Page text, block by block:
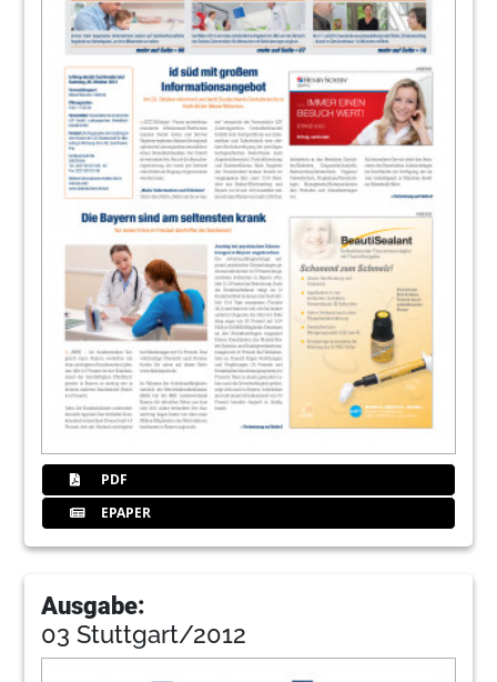
PDF
EPAPER
Ausgabe:
03 Stuttgart/2012